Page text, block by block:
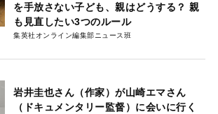
を手放さない子ども、親はどうする？ 親
も見直したい3つのルール
集英社オンライン編集部ニュース班
岩井圭也さん（作家）が山崎エマさん
（ドキュメンタリー監督）に会いに行く